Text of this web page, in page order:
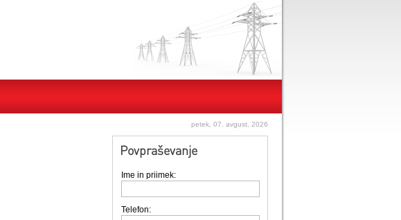
petek, 07. avgust, 2026
Povpraševanje
Ime in priimek:
Telefon: